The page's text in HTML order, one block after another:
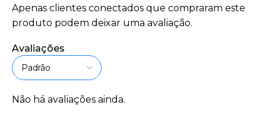
Avaliações
Não há avaliações ainda.
Apenas clientes conectados que compraram este
produto podem deixar uma avaliação.